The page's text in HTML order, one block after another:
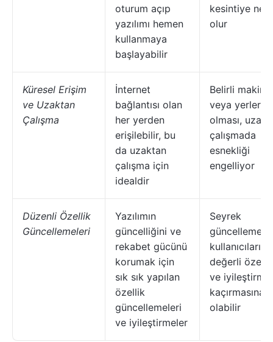
oturum açıp
yazılımı hemen
kullanmaya
başlayabilir
kesintiye
olur
Küresel Erişim
ve Uzaktan
Çalışma
İnternet
bağlantısı olan
her yerden
erişilebilir, bu
da uzaktan
çalışma için
idealdir
Belirli
veya yerlere
olması,
çalışmada
esnekliği
engelliyor
Düzenli Özellik
Güncellemeleri
Yazılımın
güncelliğini ve
rekabet gücünü
korumak için
sık sık yapılan
özellik
güncellemeleri
ve iyileştirmeler
Seyrek
kullanıcıların
değerli
ve
kaçırmasına
olabilir